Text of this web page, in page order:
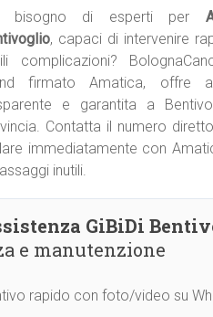
bisogno di esperti per
, capaci di intervenire
complicazioni?
firmato Amatica, offre
e garantita a
Contatta il numero diretto
immediatamente con
inutili.
GiBiDi
e manutenzione
rapido con foto/video su